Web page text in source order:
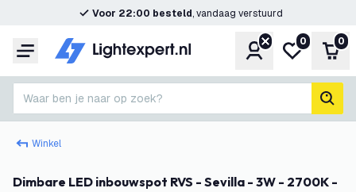
Voor 22:00 besteld, vandaag verstuurd
Menu Account
Mijn
0 0
Waar ben je naar op zoek?
Winkel
Dimbare LED inbouwspot RVS - Sevilla - 3W - 2700K -